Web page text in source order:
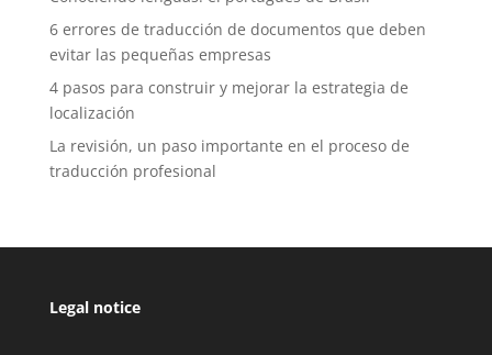
6 errores de traducción de documentos que deben
evitar las pequeñas empresas
4 pasos para construir y mejorar la estrategia de
localización
La revisión, un paso importante en el proceso de
traducción profesional
Legal notice